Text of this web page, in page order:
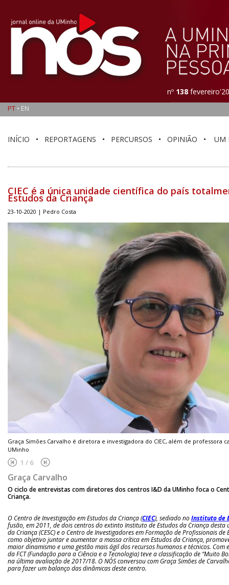
nº 138
PT • EN
INÍCIO REPORTAGENS PERCURSOS OPINIÃO UM
CIEC é a única unidade científica do país
Estudos da Criança
23-10-2020 | Pedro Costa
Graça Simões Carvalho é diretora e investigadora do CIEC, além de professora
UMinho
1 / 6
Graça Carvalho
O ciclo de entrevistas com diretores dos centros I&D da UMinho foca o
Criança.
O Centro de Investigação em Estudos da Criança (CIEC), sediado noInstituto de
fusão, em 2011, de dois centros do extinto Instituto de Estudos da Criança desta
da Criança (CESC) e o Centro de Investigadores em Formação de Profissionais de
como objetivo juntar e aumentar a massa crítica em Estudos da Criança,
maior dinamismo e uma gestão mais ágil dos recursos humanos e técnicos.
da FCT (Fundação para a Ciência e a Tecnologia)teve a classificação de “Muito
na última avaliação de 2017/18. O NÓS conversou com Graça Simões de
para fazer um balanço das dinâmicas deste centro.